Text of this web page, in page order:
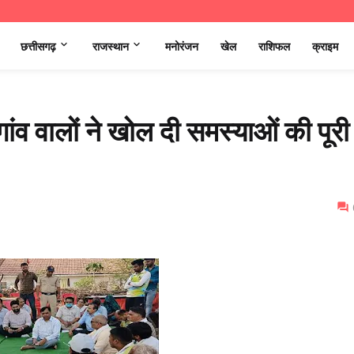
छत्तीसगढ़ राजस्थान मनोरंजन खेल राशिफल क्राइम
वालों ने खोल दी समस्याओं की पूरी